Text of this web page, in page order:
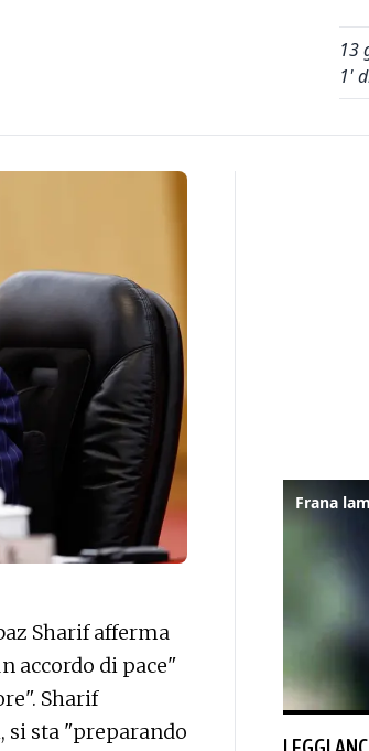
13
1'
Sharif afferma
accordo di pace"
Sharif
si sta "preparando